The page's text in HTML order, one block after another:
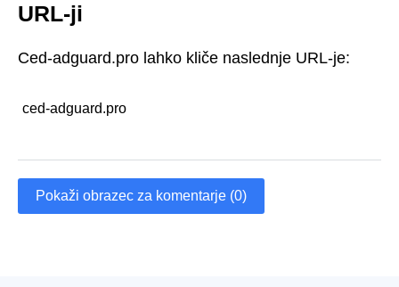
URL-ji
Ced-adguard.pro lahko kliče naslednje URL-je:
ced-adguard.pro
Pokaži obrazec za komentarje (0)